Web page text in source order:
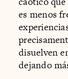
es menos
disuelven
dejando